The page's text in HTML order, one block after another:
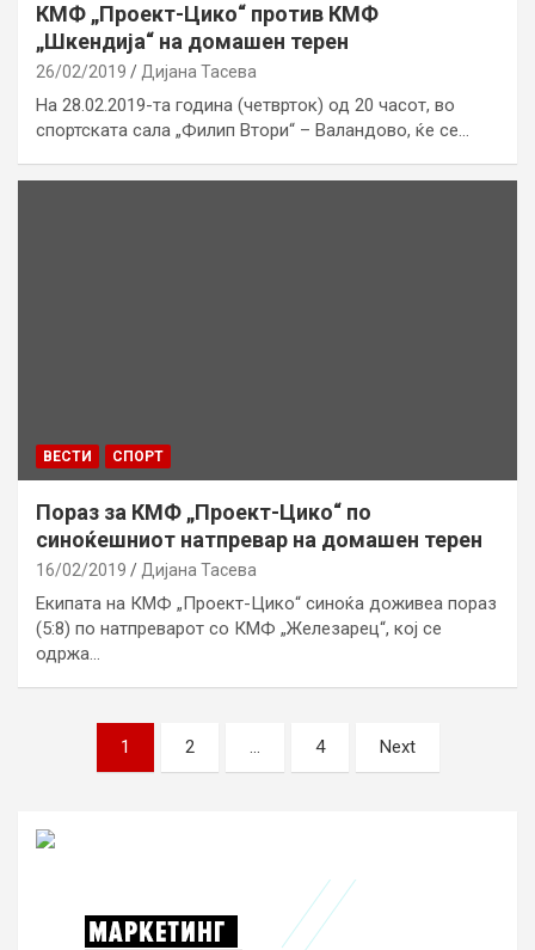
КМФ „Проект-Цико“ против КМФ
„Шкендија“ на домашен терен
26/02/2019 Дијана Тасева
На 28.02.2019-та година (четврток) од 20 часот, во
спортската сала „Филип Втори“ – Валандово, ќе се…
ВЕСТИ СПОРТ
Пораз за КМФ „Проект-Цико“ по
синоќешниот натпревар на домашен терен
16/02/2019 Дијана Тасева
Екипата на КМФ „Проект-Цико“ синоќа доживеа пораз
(5:8) по натпреварот со КМФ „Железарец“, кој се
одржа…
1 2 … 4 Next